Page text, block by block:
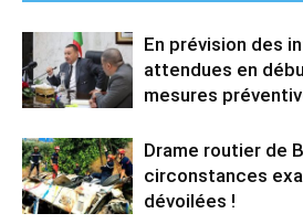
En prévision des
attendues en
mesures
Drame routier de
circonstances
dévoilées !